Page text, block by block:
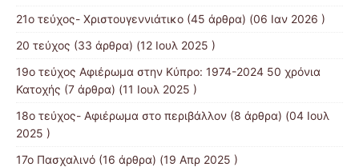
21ο τεύχος- Χριστουγεννιάτικο (45 άρθρα) (06 Ιαν 2026 )
20 τεύχος (33 άρθρα) (12 Ιουλ 2025 )
19o τεύχος Αφιέρωμα στην Κύπρο: 1974-2024 50 χρόνια
Κατοχής (7 άρθρα) (11 Ιουλ 2025 )
18ο τεύχος- Αφιέρωμα στο περιβάλλον (8 άρθρα) (04 Ιουλ
2025 )
17ο Πασχαλινό (16 άρθρα) (19 Απρ 2025 )